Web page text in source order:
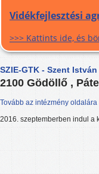
Vidékfejlesztési
>>> Kattints ide, és
SZIE-GTK - Szent
2100 Gödöllő ,
Tovább az intézmény
2016. szeptemberben indul a